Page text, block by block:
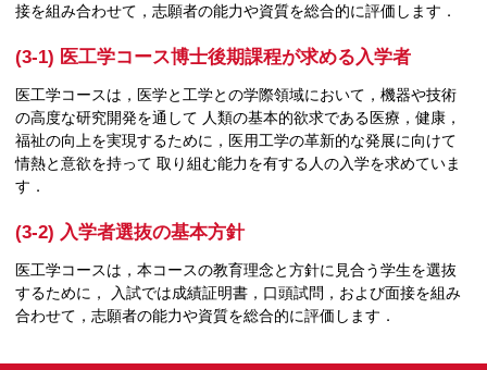
接を組み合わせて，志願者の能力や資質を総合的に評価します．
(3-1) 医工学コース博士後期課程が求める入学者
医工学コースは，医学と工学との学際領域において，機器や技術
の高度な研究開発を通して 人類の基本的欲求である医療，健康，
福祉の向上を実現するために，医用工学の革新的な発展に向けて
情熱と意欲を持って 取り組む能力を有する人の入学を求めていま
す．
(3-2) 入学者選抜の基本方針
医工学コースは，本コースの教育理念と方針に見合う学生を選抜
するために， 入試では成績証明書，口頭試問，および面接を組み
合わせて，志願者の能力や資質を総合的に評価します．